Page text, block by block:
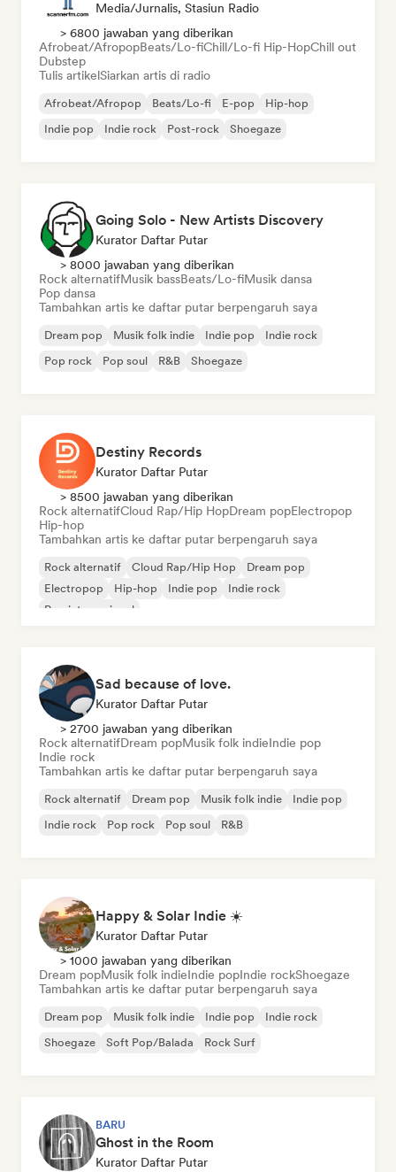
Media/Jurnalis, Stasiun Radio
> 6800 jawaban yang diberikan
Afrobeat/AfropopBeats/Lo-fiChill/Lo-fi Hip-HopChill out
Dubstep
Tulis artikelSiarkan artis di radio
Afrobeat/Afropop Beats/Lo-fi E-pop
Hip-hop
Indie pop
Indie rock Post-rock Shoegaze
Going Solo - New Artists Discovery
Kurator Daftar Putar
> 8000 jawaban yang diberikan
Rock alternatifMusik bassBeats/Lo-fiMusik dansa
Pop dansa
Tambahkan artis ke daftar putar berpengaruh saya
Dream pop Musik folk indie Indie pop
Indie rock
Pop rock
Pop soul R&B Shoegaze
Destiny Records
Kurator Daftar Putar
> 8500 jawaban yang diberikan
Rock alternatifCloud Rap/Hip HopDream popElectropop
Hip-hop
Tambahkan artis ke daftar putar berpengaruh saya
Rock alternatif Cloud Rap/Hip Hop
Dream pop
Electropop
Hip-hop Indie pop
Indie rock
Pop internasional
Sad because of love.
Kurator Daftar Putar
> 2700 jawaban yang diberikan
Rock alternatifDream popMusik folk indieIndie pop
Indie rock
Tambahkan artis ke daftar putar berpengaruh saya
Rock alternatif Dream pop Musik folk indie
Indie pop
Indie rock
Pop rock Pop soul R&B
Happy & Solar Indie ☀️
Kurator Daftar Putar
> 1000 jawaban yang diberikan
Dream popMusik folk indieIndie popIndie rockShoegaze
Tambahkan artis ke daftar putar berpengaruh saya
Dream pop Musik folk indie Indie pop
Indie rock
Shoegaze
Soft Pop/Balada Rock Surf
BARU
Ghost in the Room
Kurator Daftar Putar